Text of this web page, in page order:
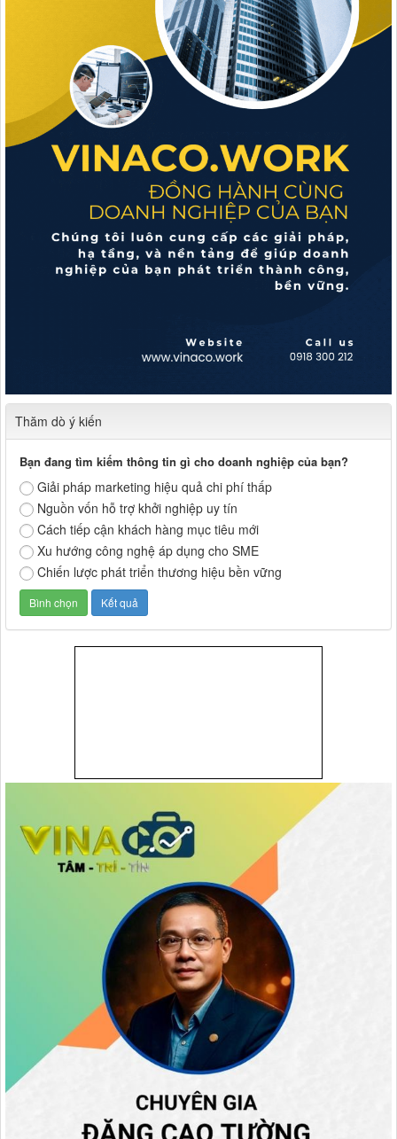
Thăm dò ý kiến
Bạn đang tìm kiếm thông tin gì cho doanh nghiệp của bạn?
Giải pháp marketing hiệu quả chi phí thấp
Nguồn vốn hỗ trợ khởi nghiệp uy tín
Cách tiếp cận khách hàng mục tiêu mới
Xu hướng công nghệ áp dụng cho SME
Chiến lược phát triển thương hiệu bền vững